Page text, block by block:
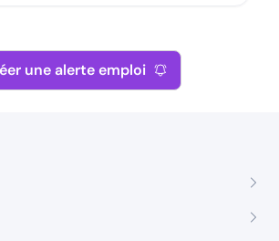
une alerte emploi